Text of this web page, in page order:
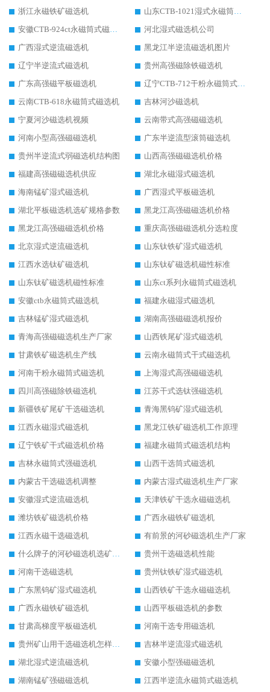
浙江永磁铁矿磁选机
山东CTB-1021湿式永磁筒式磁选机
安徽CTB-924ct永磁筒式磁选机
河北湿式磁选机公司
广西湿式逆流磁选机
黑龙江半逆流磁选机图片
辽宁半逆流式磁选机
贵州高强磁除铁磁选机
广东高强磁平板磁选机
辽宁CTB-712干粉永磁筒式磁选机
云南CTB-618永磁筒式磁选机
吉林河沙磁选机
宁夏河沙磁选机视频
云南带式高强磁磁选机
河南小型高强磁磁选机
广东半逆流型滚筒磁选机
贵州半逆流式弱磁选机结构图
山西高强磁磁选机价格
福建高强磁磁选机供应
湖北永磁湿式磁选机
海南锰矿湿式磁选机
广西湿式平板磁选机
湖北平板磁选机选矿规格参数
黑龙江高强磁磁选机价格
黑龙江高强磁磁选机价格
重庆高强磁磁选机分选粒度
北京湿式逆流磁选机
山东钛铁矿湿式磁选机
江西水选钛矿磁选机
山东钛矿磁选机磁性标准
山东钛矿磁选机磁性标准
山东ct系列永磁筒式磁选机
安徽ctb永磁筒式磁选机
福建永磁湿式磁选机
吉林锰矿湿式磁选机
湖南高强磁磁选机报价
青海高强磁磁选机生产厂家
山西铁尾矿湿式磁选机
甘肃铁矿磁选机生产线
云南永磁筒式干式磁选机
河南干粉永磁筒式磁选机
上海湿式高强磁磁选机
四川高强磁除铁磁选机
江苏干式选钛强磁选机
新疆铁矿尾矿干选磁选机
青海黑钨矿湿式磁选机
江西永磁湿式磁选机
黑龙江铁矿磁选机工作原理
辽宁铁矿干式磁选机价格
福建永磁筒式磁选机结构
吉林永磁筒式强磁选机
山西干选筒式磁选机
内蒙古干选磁选机调整
内蒙古湿式磁选机生产厂家
安徽湿式逆流磁选机
天津铁矿干选永磁磁选机
潍坊铁矿磁选机价格
广西永磁铁矿磁选机
江西永磁干选磁选机
有前景的河砂磁选机生产厂家
什么牌子的河砂磁选机选矿效果好
贵州干选磁选机性能
河南干选磁选机
贵州钛铁矿湿式磁选机
广东黑钨矿湿式磁选机
山西铁矿干选永磁磁选机
广西永磁铁矿磁选机
山西平板磁选机的参数
甘肃高梯度平板磁选机
河南干选专用磁选机
贵州矿山用干选磁选机怎样调磁
吉林半逆流湿式磁选机
湖北湿式逆流磁选机
安徽小型强磁磁选机
湖南锰矿强磁磁选机
江西半逆流永磁筒式磁选机